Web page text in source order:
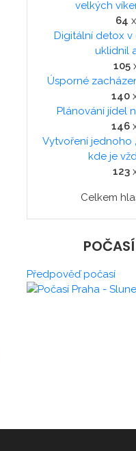
velkých
64
Digitální detox
uklidnil
105
Úsporné
140
Plánování jídel
146
Vytvoření jednoho
kde je
123
Celkem
Předpověď počasí